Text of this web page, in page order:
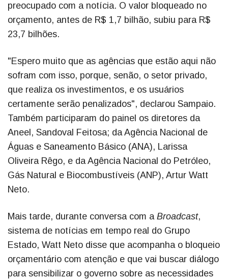
preocupado com a notícia. O valor bloqueado no
orçamento, antes de R$ 1,7 bilhão, subiu para R$
23,7 bilhões.
"Espero muito que as agências que estão aqui não
sofram com isso, porque, senão, o setor privado,
que realiza os investimentos, e os usuários
certamente serão penalizados", declarou Sampaio.
Também participaram do painel os diretores da
Aneel, Sandoval Feitosa; da Agência Nacional de
Águas e Saneamento Básico (ANA), Larissa
Oliveira Rêgo, e da Agência Nacional do Petróleo,
Gás Natural e Biocombustíveis (ANP), Artur Watt
Neto.
Mais tarde, durante conversa com a Broadcast,
sistema de notícias em tempo real do Grupo
Estado, Watt Neto disse que acompanha o bloqueio
orçamentário com atenção e que vai buscar diálogo
para sensibilizar o governo sobre as necessidades